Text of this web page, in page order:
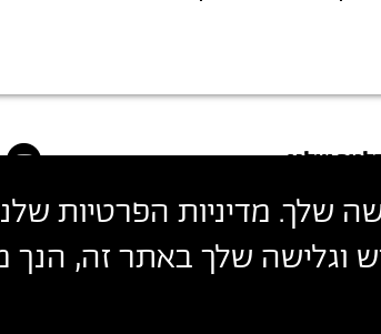
שלך. מדיניות הפרטיות
וגלישה שלך באתר זה,
שלנו
הפרטיותולתנאי השימוששל בצלאל